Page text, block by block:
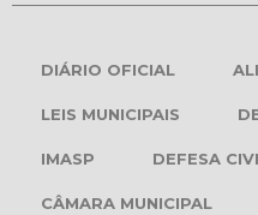
DIÁRIO OFICIAL
LEIS MUNICIPAIS
IMASP DEFESA
CÂMARA MUNICIPAL